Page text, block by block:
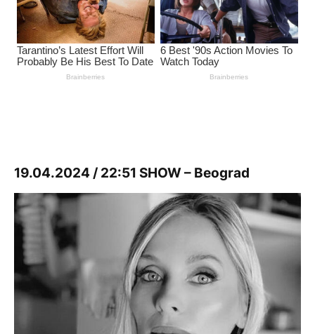
19.04.2024 / 22:51 SHOW – Beograd